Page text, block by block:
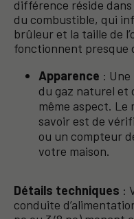
différence réside dans
du combustible, qui
brûleur et la taille de
fonctionnent presque
Apparence :
du gaz naturel et
même aspect. Le
savoir est de
ou un compteur
votre maison.
Détails techniques :
conduite